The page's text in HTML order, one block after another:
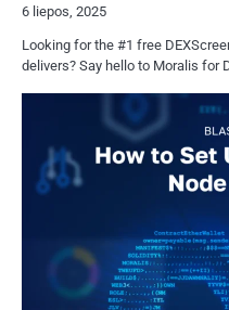
6 liepos, 2025
Looking for the #1 free
delivers? Say hello to Moralis for